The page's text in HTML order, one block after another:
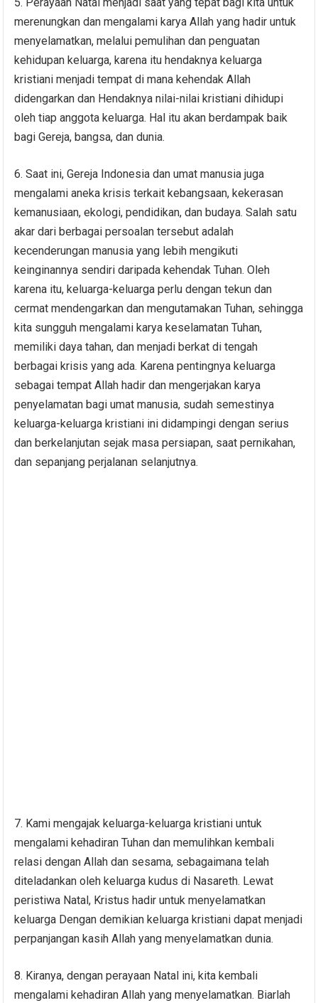
5. Perayaan Natal menjadi saat yang tepat bagi kita untuk
merenungkan dan mengalami karya Allah yang hadir untuk
menyelamatkan, melalui pemulihan dan penguatan
kehidupan keluarga, karena itu hendaknya keluarga
kristiani menjadi tempat di mana kehendak Allah
didengarkan dan Hendaknya nilai-nilai kristiani dihidupi
oleh tiap anggota keluarga. Hal itu akan berdampak baik
bagi Gereja, bangsa, dan dunia.
6. Saat ini, Gereja Indonesia dan umat manusia juga
mengalami aneka krisis terkait kebangsaan, kekerasan
kemanusiaan, ekologi, pendidikan, dan budaya. Salah satu
akar dari berbagai persoalan tersebut adalah
kecenderungan manusia yang lebih mengikuti
keinginannya sendiri daripada kehendak Tuhan. Oleh
karena itu, keluarga-keluarga perlu dengan tekun dan
cermat mendengarkan dan mengutamakan Tuhan, sehingga
kita sungguh mengalami karya keselamatan Tuhan,
memiliki daya tahan, dan menjadi berkat di tengah
berbagai krisis yang ada. Karena pentingnya keluarga
sebagai tempat Allah hadir dan mengerjakan karya
penyelamatan bagi umat manusia, sudah semestinya
keluarga-keluarga kristiani ini didampingi dengan serius
dan berkelanjutan sejak masa persiapan, saat pernikahan,
dan sepanjang perjalanan selanjutnya.
7. Kami mengajak keluarga-keluarga kristiani untuk
mengalami kehadiran Tuhan dan memulihkan kembali
relasi dengan Allah dan sesama, sebagaimana telah
diteladankan oleh keluarga kudus di Nasareth. Lewat
peristiwa Natal, Kristus hadir untuk menyelamatkan
keluarga Dengan demikian keluarga kristiani dapat menjadi
perpanjangan kasih Allah yang menyelamatkan dunia.
8. Kiranya, dengan perayaan Natal ini, kita kembali
mengalami kehadiran Allah yang menyelamatkan. Biarlah